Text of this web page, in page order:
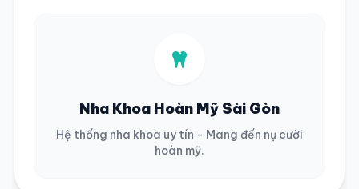
Nha Khoa Hoàn Mỹ Sài Gòn
Hệ thống nha khoa uy tín - Mang đến nụ cười
hoàn mỹ.